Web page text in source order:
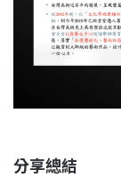
分享總結